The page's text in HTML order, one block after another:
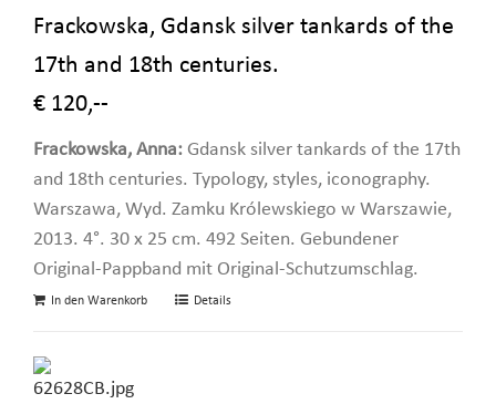
Frackowska, Gdansk silver tankards of the
17th and 18th centuries.
€ 120,--
Frackowska, Anna: Gdansk silver tankards of the 17th
and 18th centuries. Typology, styles, iconography.
Warszawa, Wyd. Zamku Królewskiego w Warszawie,
2013. 4°. 30 x 25 cm. 492 Seiten. Gebundener
Original-Pappband mit Original-Schutzumschlag.
In den Warenkorb Details